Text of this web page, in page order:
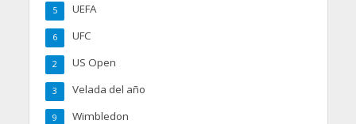
UEFA
5
UFC
6
US Open
2
Velada del año
3
Wimbledon
9